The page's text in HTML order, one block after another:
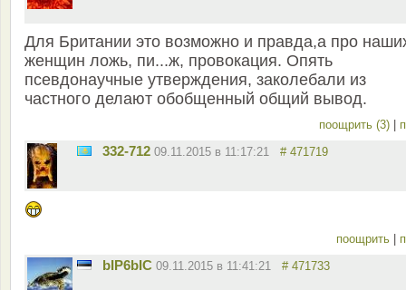
Для Британии это возможно и правда,а про
женщин ложь, пи...ж, провокация. Опять
псевдонаучные утверждения, заколебали из
частного делают обобщенный общий вывод.
поощрить (3)
332-712 09.11.2015 в 11:17:21 # 471719
поощрить
bIP6bIC 09.11.2015 в 11:41:21 # 471733